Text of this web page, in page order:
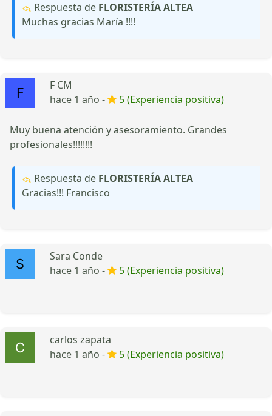
Respuesta de FLORISTERÍA ALTEA
Muchas gracias María !!!!
F CM
hace 1 año -
5 (Experiencia positiva)
Muy buena atención y asesoramiento. Grandes
profesionales!!!!!!!!
Respuesta de FLORISTERÍA ALTEA
Gracias!!! Francisco
Sara Conde
hace 1 año -
5 (Experiencia positiva)
carlos zapata
hace 1 año -
5 (Experiencia positiva)